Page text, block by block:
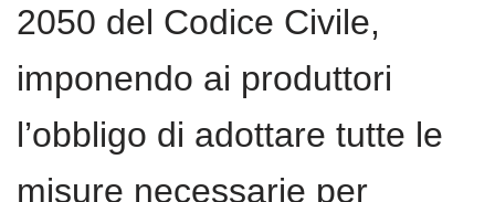
2050 del Codice Civile,
imponendo ai produttori
l’obbligo di adottare tutte le
misure necessarie per